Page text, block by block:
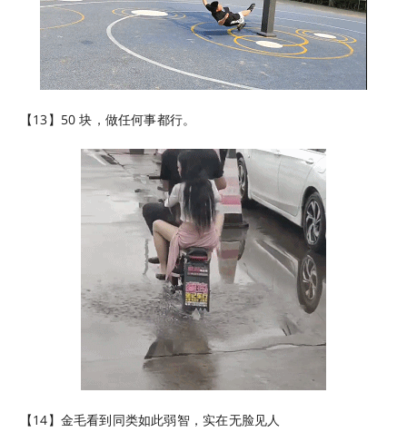
【13】50 块，做任何事都行。
【14】金毛看到同类如此弱智，实在无脸见人